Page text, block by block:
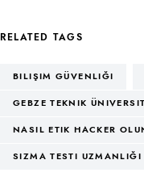
RELATED TAGS
BILIŞIM GÜVENLIĞI
GEBZE TEKNIK
NASIL ETIK HACKER
SIZMA TESTI UZMANLIĞI